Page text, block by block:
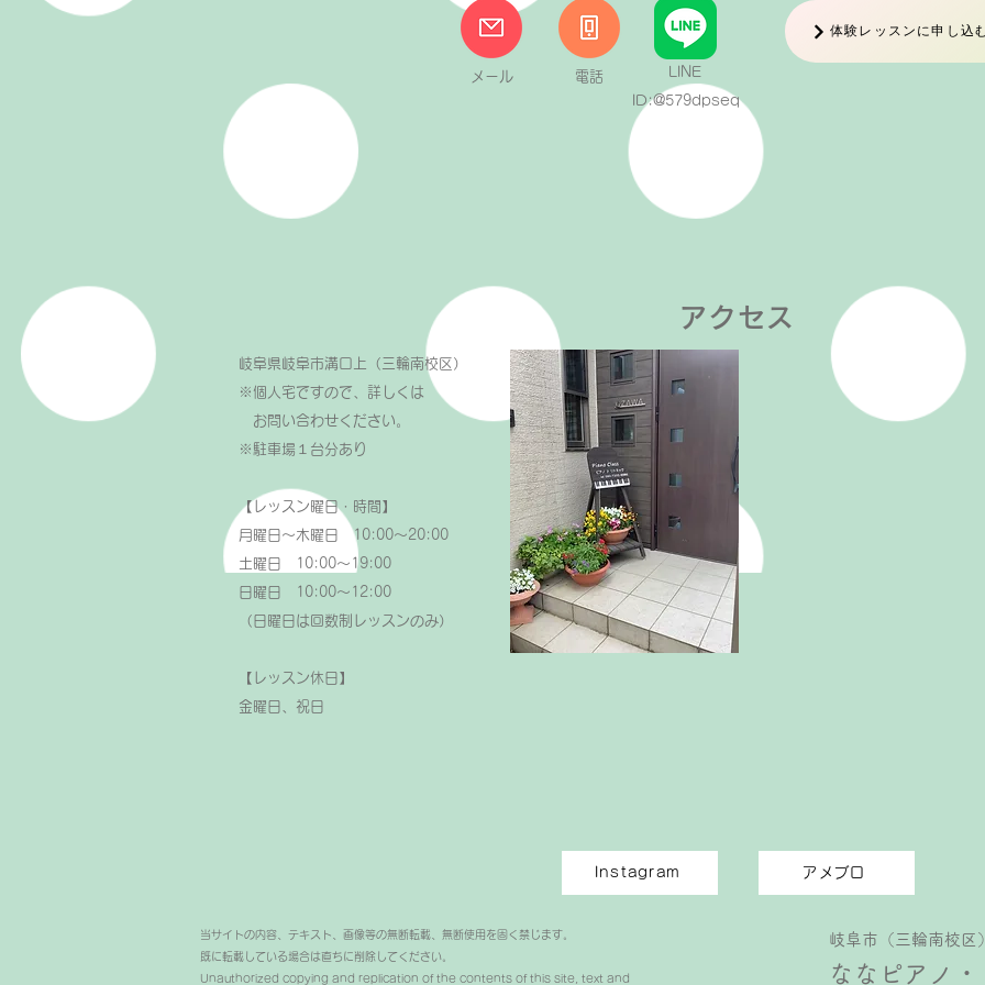
アクセス
岐阜県岐阜市溝口上（三輪南校区）
※個人宅ですので、詳しくは
お問い合わせください。
​※駐車場１台分あり
【レッスン曜日・時間】
月曜日～木曜日 10:00～20:00
土曜日 10:00～19:00
日曜日 10:00～12:00
（日曜日は回数制レッスンのみ）
【レッスン休日】
金曜日、祝日
メール 電話
LINE
ID:@579dpseq
体験レッスンに申し込
Instagram
当サイトの内容、テキスト、画像等の無断転載、無断使用を固く禁じます。
既に転載している場合は直ちに削除してください。
Unauthorized copying and replication of the contents of this site, text and
アメブロ
岐阜市（三輪南校区
ななピアノ